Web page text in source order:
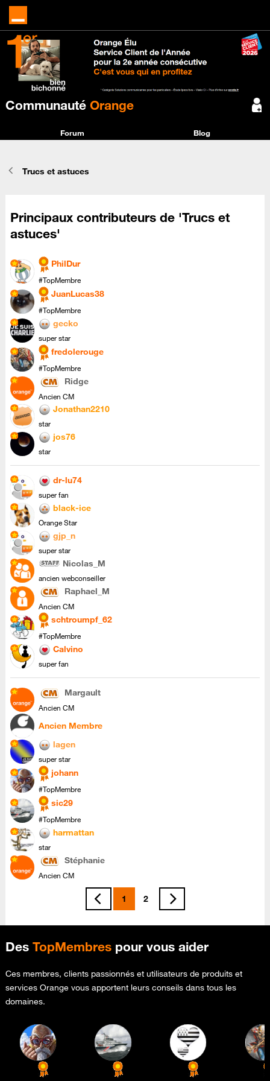
Communauté Orange
Forum Blog
Trucs et astuces
Principaux contributeurs de 'Trucs et
astuces'
PhilDur
#TopMembre
JuanLucas38
#TopMembre
gecko
super star
fredolerouge
#TopMembre
Ridge
Ancien CM
Jonathan2210
star
jos76
star
dr-lu74
super fan
black-ice
Orange Star
gjp_n
super star
Nicolas_M
ancien webconseiller
Raphael_M
Ancien CM
schtroumpf_62
#TopMembre
Calvino
super fan
Margault
Ancien CM
Ancien Membre
lagen
super star
johann
#TopMembre
sic29
#TopMembre
harmattan
star
Stéphanie
Ancien CM
1 2
Des TopMembres pour vous aider
Ces membres, clients passionnés et utilisateurs de produits et
services Orange vous apportent leurs conseils dans tous les
domaines.